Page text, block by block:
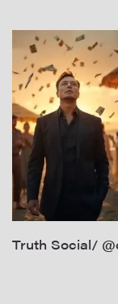
Truth Social/